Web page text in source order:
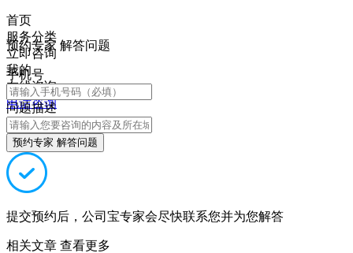
首页
服务分类
立即咨询
我的
在线咨询
电话咨询
预约专家 解答问题
手机号
问题描述
预约专家 解答问题
提交预约后，公司宝专家会尽快联系您并为您解答
相关文章 查看更多